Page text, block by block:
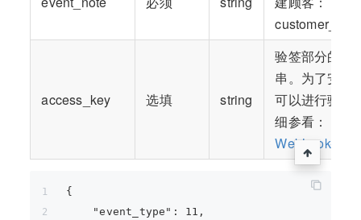
access_key 选填 string
验签部分的字
串。为了安全
可以进行验签
细参看：
Webhook-验签
{
    "event_type": 11,